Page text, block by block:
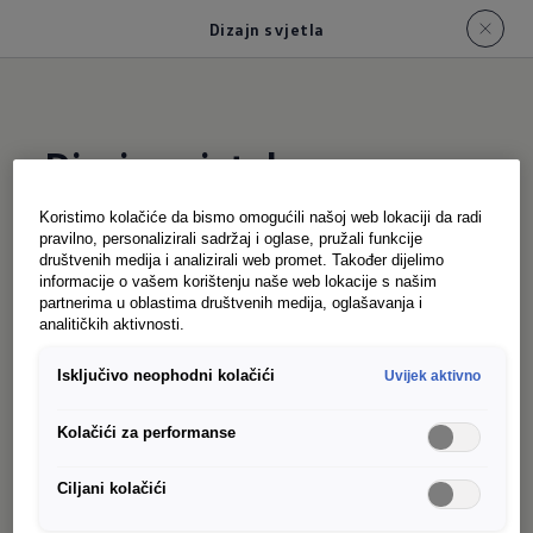
Dizajn svjetla
Dizajn svjetala
Transportera
Dobra vidljivost: Novi Transporter je standardno
opremljen modernim LED prednjim svjetlima i
stražnjim svjetlima. Poboljšano osvjetljenje je
loše vrijeme, koje dodatno osvjetljava bočno
podešavanje raspodjele svjetla po kiši ili magli.
Koristimo kolačiće da bismo omogućili našoj web lokaciji da radi
pravilno, personalizirali sadržaj i oglase, pružali funkcije
društvenih medija i analizirali web promet. Također dijelimo
informacije o vašem korištenju naše web lokacije s našim
partnerima u oblastima društvenih medija, oglašavanja i
analitičkih aktivnosti.
Isključivo neophodni kolačići Uvijek aktivno
Kolačići za performanse
Ciljani kolačići